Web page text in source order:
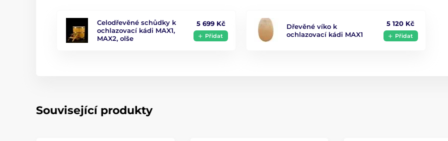
Celodřevěné schůdky k
ochlazovací kádi MAX1,
MAX2, olše
5 699 Kč
Přidat
Dřevěné víko k
ochlazovací kádi MAX1
5 120 Kč
Přidat
Související produkty